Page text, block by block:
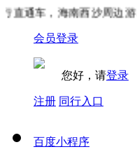
通车，海南西沙周边游
会员登录
您好，请登录
注册 同行入口
百度小程序